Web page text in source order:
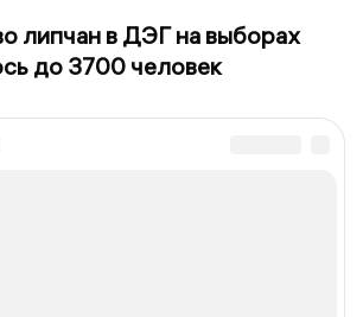
липчан в ДЭГ на выборах
до 3700 человек